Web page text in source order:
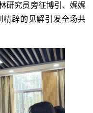
研究员旁征博引、娓娓
精辟的见解引发全场共